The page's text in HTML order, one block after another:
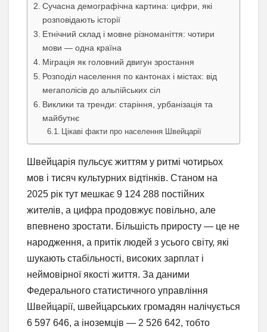
Сучасна демографічна картина: цифри, які
розповідають історії
Етнічний склад і мовне різноманіття: чотири
мови — одна країна
Міграція як головний двигун зростання
Розподіл населення по кантонах і містах: від
мегаполісів до альпійських сіл
Виклики та тренди: старіння, урбанізація та
майбутнє
Цікаві факти про населення Швейцарії
Швейцарія пульсує життям у ритмі чотирьох
мов і тисяч культурних відтінків. Станом на
2025 рік тут мешкає 9 124 288 постійних
жителів, а цифра продовжує повільно, але
впевнено зростати. Більшість приросту — це не
народження, а притік людей з усього світу, які
шукають стабільності, високих зарплат і
неймовірної якості життя. За даними
Федерального статистичного управління
Швейцарії, швейцарських громадян налічується
6 597 646, а іноземців — 2 526 642, тобто